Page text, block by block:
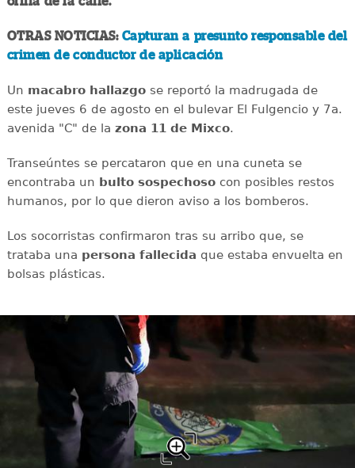
OTRAS NOTICIAS: Capturan a presunto responsable del
crimen de conductor de aplicación
Un macabro hallazgose reportó la madrugada de
este jueves 6 de agosto en el bulevar El Fulgencio y 7a.
avenida "C" de la zona 11 de Mixco.
Transeúntes se percataron que en una cuneta se
encontraba un bulto sospechosocon posibles restos
humanos, por lo que dieron aviso a los bomberos.
Los socorristas confirmaron tras su arribo que, se
trataba una persona fallecida que estaba envuelta en
bolsas plásticas.